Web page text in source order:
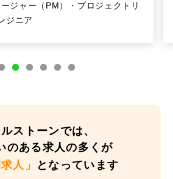
ジャー（PM）・プロジェクトリ
ジニア
ストーンでは、
のある求人の多くが
人」
となっています